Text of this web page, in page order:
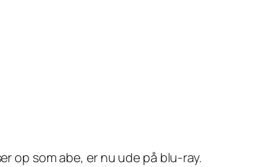
op som abe, er nu ude på blu-ray.